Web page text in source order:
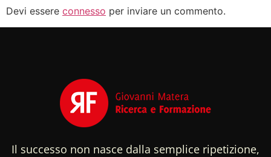
Devi essere connesso per inviare un commento.
Il successo non nasce dalla semplice ripetizione,